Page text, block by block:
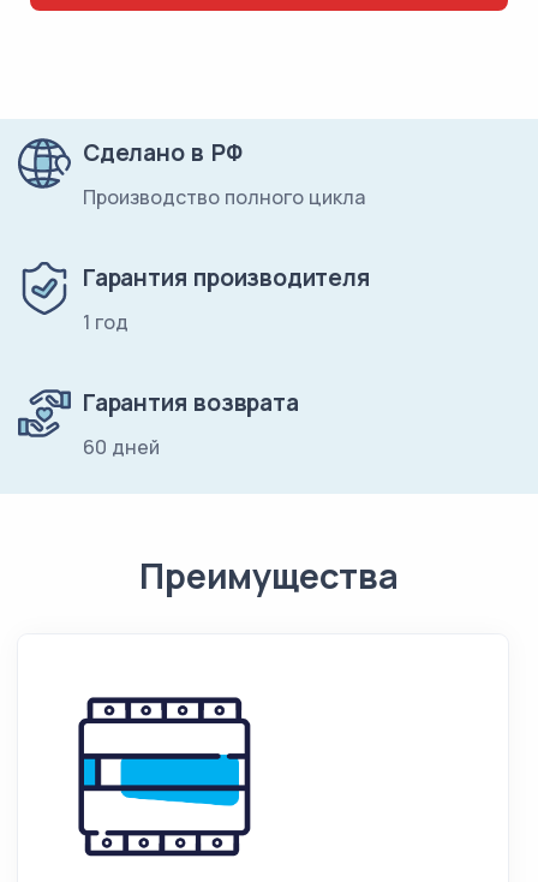
Сделано в РФ
Производство полного цикла
Гарантия производителя
1 год
Гарантия возврата
60 дней
Преимущества